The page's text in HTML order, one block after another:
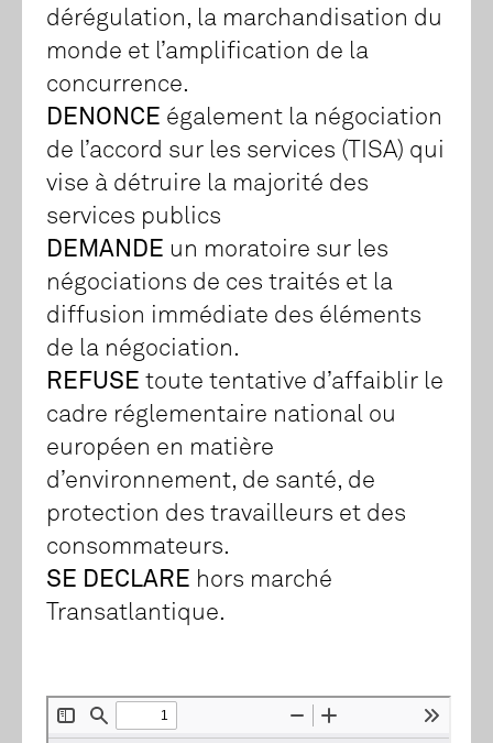
dérégulation, la marchandisation du
monde et l’amplification de la
concurrence.
DENONCE également la négociation
de l’accord sur les services (TISA) qui
vise à détruire la majorité des
services publics
DEMANDE un moratoire sur les
négociations de ces traités et la
diffusion immédiate des éléments
de la négociation.
REFUSE toute tentative d’affaiblir le
cadre réglementaire national ou
européen en matière
d’environnement, de santé, de
protection des travailleurs et des
consommateurs.
SE DECLARE hors marché
Transatlantique.